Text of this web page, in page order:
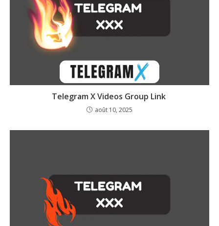
Telegram X Videos Group Link
août 10, 2025